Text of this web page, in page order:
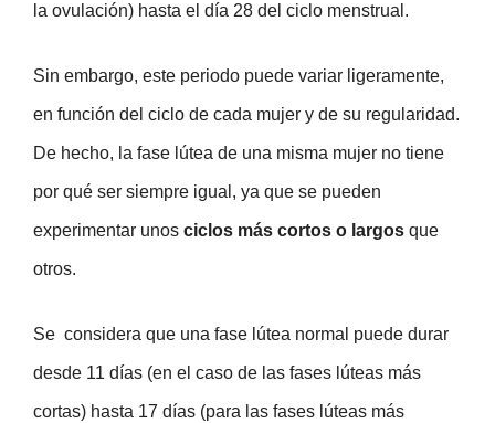
la ovulación) hasta el día 28 del ciclo menstrual.
Sin embargo, este periodo puede variar ligeramente,
en función del ciclo de cada mujer y de su regularidad.
De hecho, la fase lútea de una misma mujer no tiene
por qué ser siempre igual, ya que se pueden
experimentar unos ciclos más cortos o largos que
otros.
Se considera que una fase lútea normal puede durar
desde 11 días (en el caso de las fases lúteas más
cortas) hasta 17 días (para las fases lúteas más